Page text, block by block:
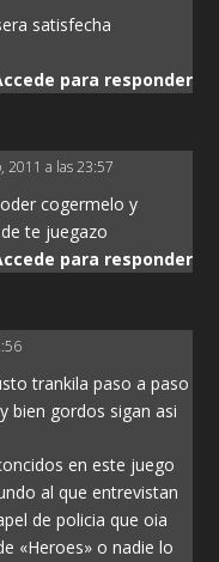
satisfecha
para responder
2011 a las 23:57
cogermelo y
te juegazo
para responder
trankila paso a paso
bien gordos sigan asi
en este juego
al que entrevistan
de policia que oia
«Heroes» o nadie lo